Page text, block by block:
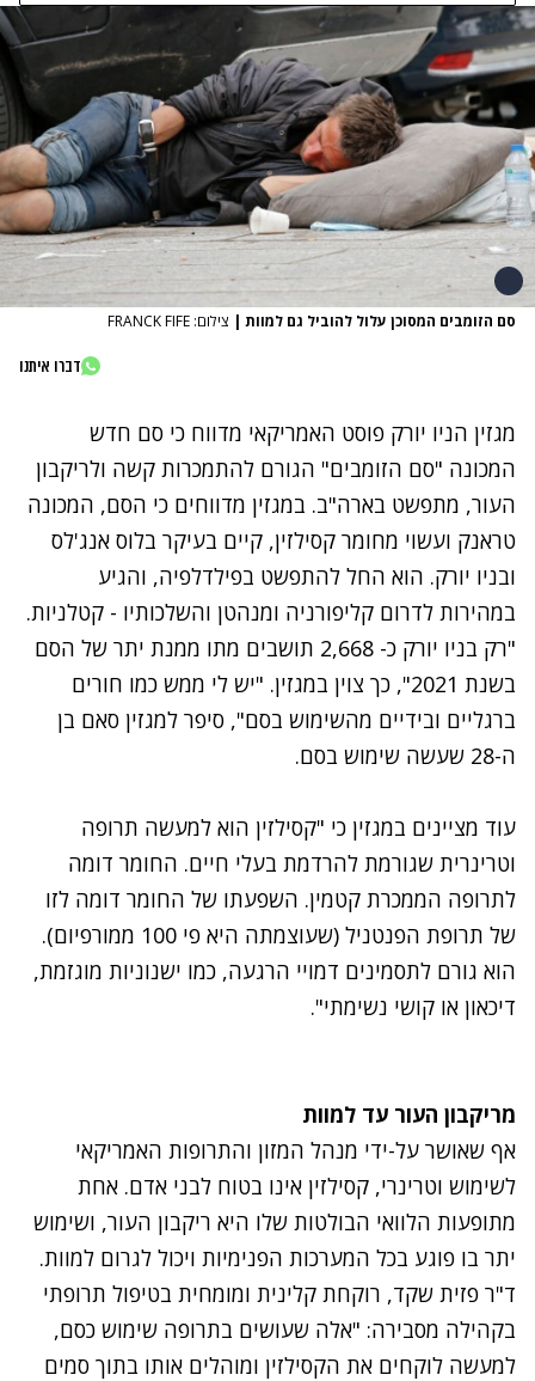
סם הזומבים המסוכן עלול להוביל גם למוות | צילום: FRANCK FIFE
דברו איתנו
מגזין הניו יורק פוסט האמריקאי מדווח כי סם חדש
המכונה "סם הזומבים" הגורם להתמכרות קשה ולריקבון
העור, מתפשט בארה"ב. במגזין מדווחים כי הסם, המכונה
טראנק ועשוי מחומר קסילזין, קיים בעיקר בלוס אנג‏'לס
ובניו יורק. הוא החל להתפשט בפילדלפיה, והגיע
במהירות לדרום קליפורניה ומנהטן והשלכותיו - קטלניות.
"‏רק בניו יורק כ- 2,668 תושבים מתו ממנת יתר של הסם
בשנת 2021", כך צוין במגזין. "יש לי ממש כמו חורים
ברגליים ובידיים מהשימוש בסם", סיפר למגזין סאם בן
ה-28 שעשה שימוש בסם.
עוד מציינים במגזין כי "קסילזין הוא למעשה תרופה
וטרינרית שגורמת להרדמת בעלי חיים. החומר דומה
לתרופה הממכרת קטמין. ‏השפעתו של החומר דומה לזו
של תרופת הפנטניל (שעוצמתה היא פי 100 ממורפיום).
הוא גורם ‏‏לתסמינים דמויי הרגעה‏‏, כמו ישנוניות מוגזמת,
דיכאון או קושי נשימתי".
מריקבון העור עד למוות
‏אף שאושר על-ידי מנהל המזון והתרופות האמריקאי
לשימוש וטרינרי, קסילזין אינו בטוח לבני אדם. אחת
מתופעות הלוואי הבולטות שלו היא ריקבון העור, ושימוש
יתר בו פוגע בכל המערכות הפנימיות ויכול לגרום למוות.
ד"ר פזית שקד, רוקחת קלינית ומומחית בטיפול תרופתי
בקהילה מסבירה: "אלה שעושים בתרופה שימוש כסם,
למעשה לוקחים את הקסילזין ומוהלים אותו בתוך סמים